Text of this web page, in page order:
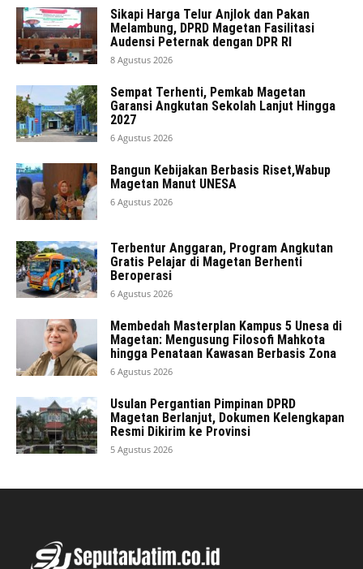
Sikapi Harga Telur Anjlok dan Pakan
Melambung, DPRD Magetan Fasilitasi
Audensi Peternak dengan DPR RI
8 Agustus 2026
Sempat Terhenti, Pemkab Magetan
Garansi Angkutan Sekolah Lanjut Hingga
2027
6 Agustus 2026
Bangun Kebijakan Berbasis Riset,Wabup
Magetan Manut UNESA
6 Agustus 2026
Terbentur Anggaran, Program Angkutan
Gratis Pelajar di Magetan Berhenti
Beroperasi
6 Agustus 2026
Membedah Masterplan Kampus 5 Unesa di
Magetan: Mengusung Filosofi Mahkota
hingga Penataan Kawasan Berbasis Zona
6 Agustus 2026
Usulan Pergantian Pimpinan DPRD
Magetan Berlanjut, Dokumen Kelengkapan
Resmi Dikirim ke Provinsi
5 Agustus 2026